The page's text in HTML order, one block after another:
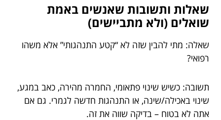
שאלות ותשובות שאנשים באמת
שואלים (ולא מתביישים)
שאלה: מתי להבין שזה לא “קטע התנהגותי” אלא משהו
רפואי?
תשובה: כשיש שינוי פתאומי, החמרה מהירה, כאב במגע,
שינוי באכילה/שינה, או התנהגות חדשה לגמרי. גם אם
אתה לא בטוח – בדיקה שווה את זה.